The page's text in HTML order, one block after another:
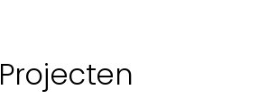
Projecten